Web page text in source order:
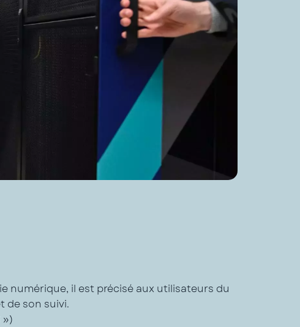
numérique, il est précisé aux utilisateurs du
de son suivi.
»)